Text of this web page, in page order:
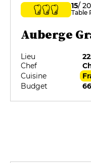
15/ 20
Table
Auberge
Lieu
Chef
Cuisine
Budget